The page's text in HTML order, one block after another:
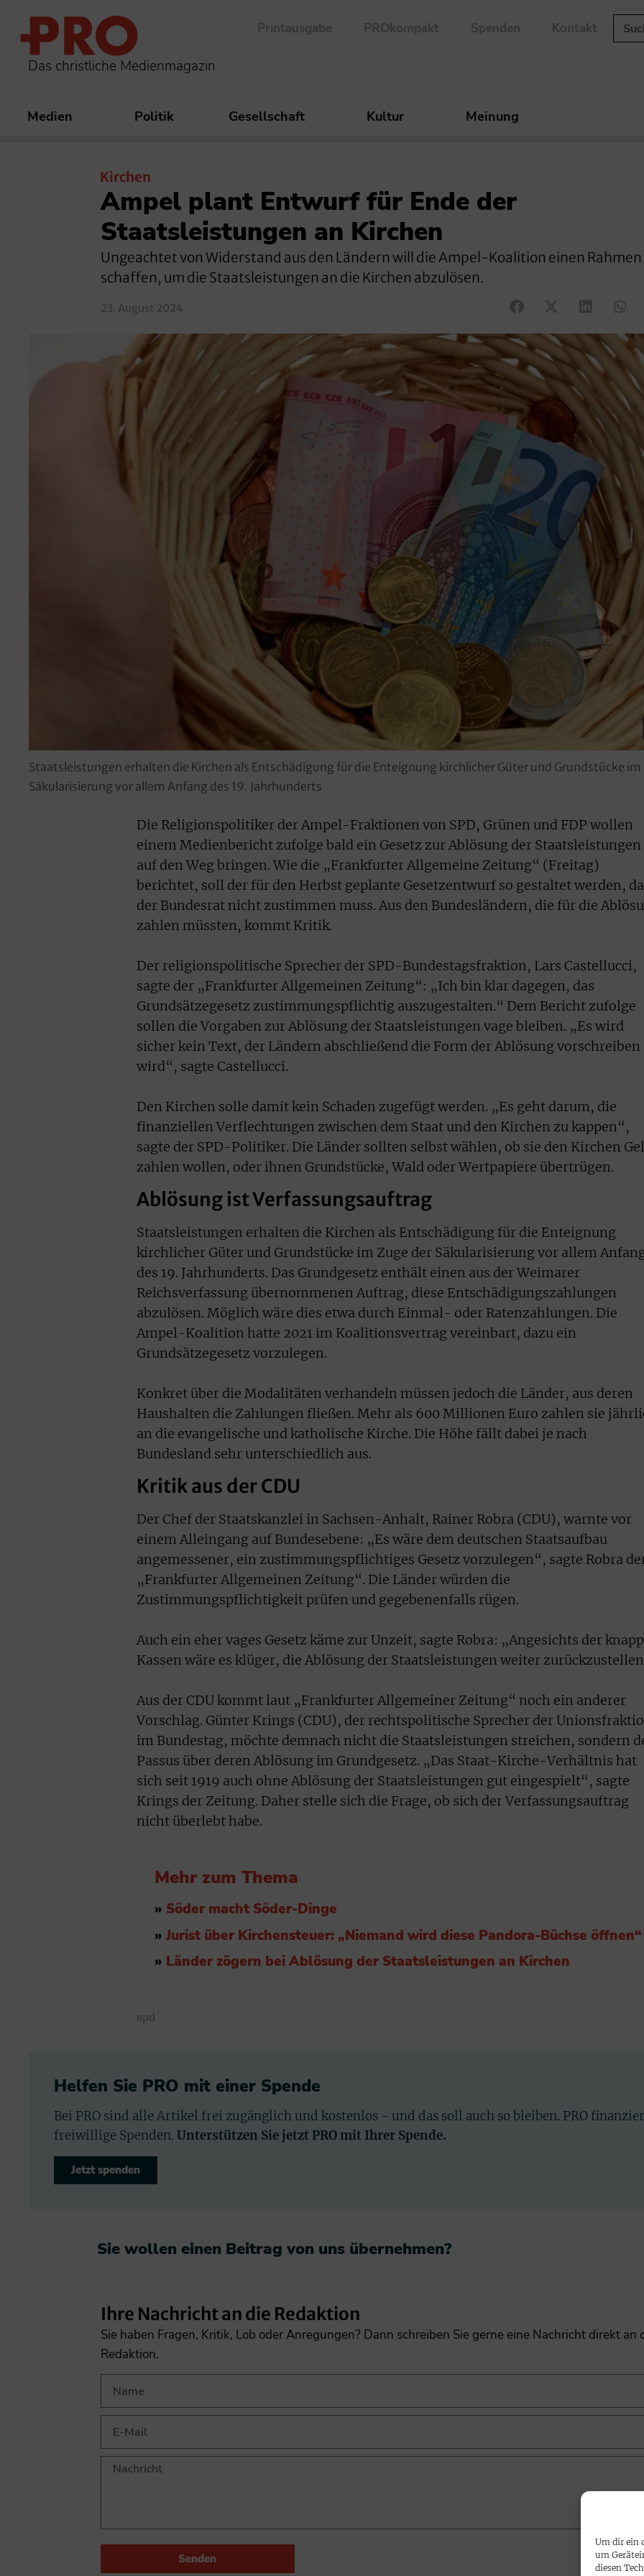
Um dir ein
um
diesen
Das christliche Medienmagazin
Printausgabe PROkompakt Spenden Kontakt
Medien Politik Gesellschaft Kultur Meinung
Kirchen
Ampel plant Entwurf für Ende der
Staatsleistungen an Kirchen
Ungeachtet von Widerstand aus den Ländern will die Ampel-Koalition einen Rahmen
schaffen, um die Staatsleistungen an die Kirchen abzulösen.
23. August 2024
Staatsleistungen erhalten die Kirchen als Entschädigung für die Enteignung kirchlicher Güter und Grundstücke im
Säkularisierung vor allem Anfang des 19. Jahrhunderts
Die Religionspolitiker der Ampel-Fraktionen von SPD, Grünen und FDP wollen
einem Medienbericht zufolge bald ein Gesetz zur Ablösung der Staatsleistungen
auf den Weg bringen. Wie die „Frankfurter Allgemeine Zeitung“ (Freitag)
berichtet, soll der für den Herbst geplante Gesetzentwurf so gestaltet werden,
der Bundesrat nicht zustimmen muss. Aus den Bundesländern, die für die
zahlen müssten, kommt Kritik.
Der religionspolitische Sprecher der SPD-Bundestagsfraktion, Lars Castellucci,
sagte der „Frankfurter Allgemeinen Zeitung“: „Ich bin klar dagegen, das
Grundsätzegesetz zustimmungspflichtig auszugestalten.“ Dem Bericht zufolge
sollen die Vorgaben zur Ablösung der Staatsleistungen vage bleiben. „Es wird
sicher kein Text, der Ländern abschließend die Form der Ablösung vorschreiben
wird“, sagte Castellucci.
Den Kirchen solle damit kein Schaden zugefügt werden. „Es geht darum, die
finanziellen Verflechtungen zwischen dem Staat und den Kirchen zu kappen“,
sagte der SPD-Politiker. Die Länder sollten selbst wählen, ob sie den Kirchen
zahlen wollen, oder ihnen Grundstücke, Wald oder Wertpapiere übertrügen.
Ablösung ist Verfassungsauftrag
Staatsleistungen erhalten die Kirchen als Entschädigung für die Enteignung
kirchlicher Güter und Grundstücke im Zuge der Säkularisierung vor allem
des 19. Jahrhunderts. Das Grundgesetz enthält einen aus der Weimarer
Reichsverfassung übernommenen Auftrag, diese Entschädigungszahlungen
abzulösen. Möglich wäre dies etwa durch Einmal- oder Ratenzahlungen. Die
Ampel-Koalition hatte 2021 im Koalitionsvertrag vereinbart, dazu ein
Grundsätzegesetz vorzulegen.
Konkret über die Modalitäten verhandeln müssen jedoch die Länder, aus deren
Haushalten die Zahlungen fließen. Mehr als 600 Millionen Euro zahlen sie
an die evangelische und katholische Kirche. Die Höhe fällt dabei je nach
Bundesland sehr unterschiedlich aus.
Kritik aus der CDU
Der Chef der Staatskanzlei in Sachsen-Anhalt, Rainer Robra (CDU), warnte vor
einem Alleingang auf Bundesebene: „Es wäre dem deutschen Staatsaufbau
angemessener, ein zustimmungspflichtiges Gesetz vorzulegen“, sagte Robra
„Frankfurter Allgemeinen Zeitung“. Die Länder würden die
Zustimmungspflichtigkeit prüfen und gegebenenfalls rügen.
Auch ein eher vages Gesetz käme zur Unzeit, sagte Robra: „Angesichts der
Kassen wäre es klüger, die Ablösung der Staatsleistungen weiter
Aus der CDU kommt laut „Frankfurter Allgemeiner Zeitung“ noch ein anderer
Vorschlag. Günter Krings (CDU), der rechtspolitische Sprecher der
im Bundestag, möchte demnach nicht die Staatsleistungen streichen, sondern
Passus über deren Ablösung im Grundgesetz. „Das Staat-Kirche-Verhältnis hat
sich seit 1919 auch ohne Ablösung der Staatsleistungen gut eingespielt“, sagte
Krings der Zeitung. Daher stelle sich die Frage, ob sich der Verfassungsauftrag
nicht überlebt habe.
Mehr zum Thema
» Söder macht Söder-Dinge
» Jurist über Kirchensteuer: „Niemand wird diese Pandora-Büchse öffnen“
» Länder zögern bei Ablösung der Staatsleistungen an Kirchen
epd
Helfen Sie PRO mit einer Spende
Bei PRO sind alle Artikel frei zugänglich und kostenlos - und das soll auch so bleiben. PRO
freiwillige Spenden. Unterstützen Sie jetzt PRO mit Ihrer Spende.
Jetzt spenden
Sie wollen einen Beitrag von uns übernehmen?​
Ihre Nachricht an die Redaktion
Sie haben Fragen, Kritik, Lob oder Anregungen? Dann schreiben Sie gerne eine Nachricht direkt an
Redaktion.
Senden